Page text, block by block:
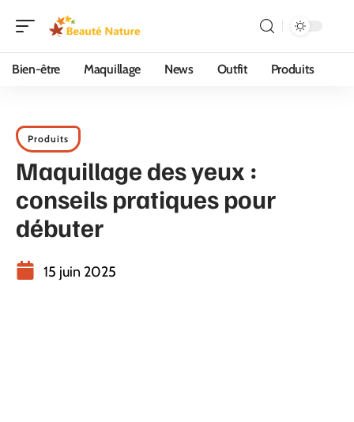
Bien-être Maquillage News Outfit Produits
Produits
Maquillage des yeux :
conseils pratiques pour
débuter
15 juin 2025